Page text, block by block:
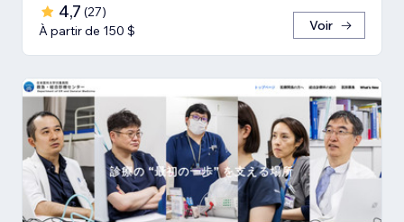
4,7 (27)
À partir de 150 $
Voir